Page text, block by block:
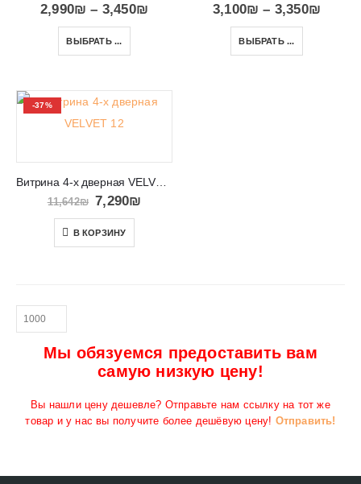
2,990₪ – 3,450₪
ВЫБРАТЬ ...
3,100₪ – 3,350₪
ВЫБРАТЬ ...
-37%
Витрина 4-х дверная VELVET 12
11,642₪ 7,290₪
В КОРЗИНУ
Мы обязуемся предоставить вам
самую низкую цену!
Вы нашли цену дешевле? Отправьте нам ссылку на тот же
товар и у нас вы получите более дешёвую цену! Отправить!